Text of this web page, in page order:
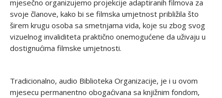
mjesečno organizujemo projekcije adaptiranih filmova za
svoje članove, kako bi se filmska umjetnost približila što
širem krugu osoba sa smetnjama vida, koje su zbog svog
vizuelnog invaliditeta praktično onemogućene da uživaju u
dostignućima filmske umjetnosti.
Tradicionalno, audio Biblioteka Organizacije, je i u ovom
mjesecu permanentno obogaćivana sa knjižnim fondom,